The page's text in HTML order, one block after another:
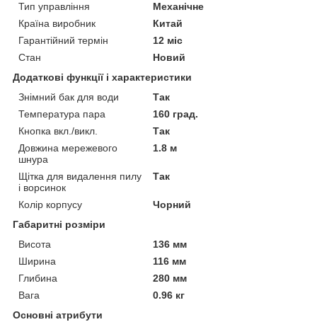
Тип управління
Механічне
Країна виробник
Китай
Гарантійний термін
12 міс
Стан
Новий
Додаткові функції і характеристики
Знімний бак для води
Так
Температура пара
160 град.
Кнопка вкл./викл.
Так
Довжина мережевого
шнура
1.8 м
Щітка для видалення пилу
і ворсинок
Так
Колір корпусу
Чорний
Габаритні розміри
Висота
136 мм
Ширина
116 мм
Глибина
280 мм
Вага
0.96 кг
Основні атрибути